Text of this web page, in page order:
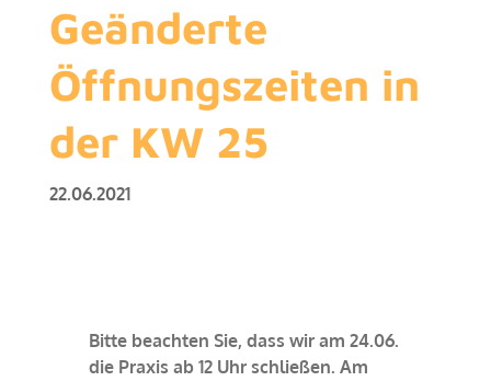
Geänderte
Öffnungszeiten in
der KW 25
22.06.2021
Bitte beachten Sie, dass wir am 24.06.
die Praxis ab 12 Uhr schließen. Am